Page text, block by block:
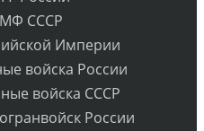
СССР
Империи
войска России
войска СССР
России